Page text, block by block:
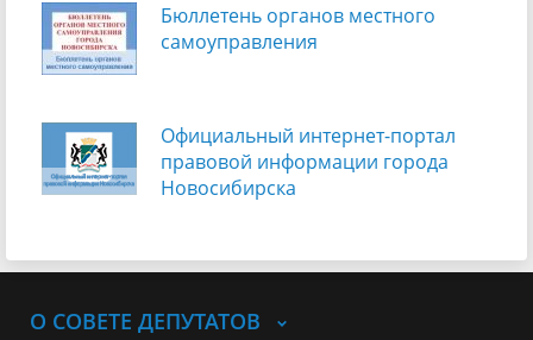
Бюллетень органов местного
самоуправления
Официальный интернет-портал
правовой информации города
Новосибирска
О СОВЕТЕ ДЕПУТАТОВ